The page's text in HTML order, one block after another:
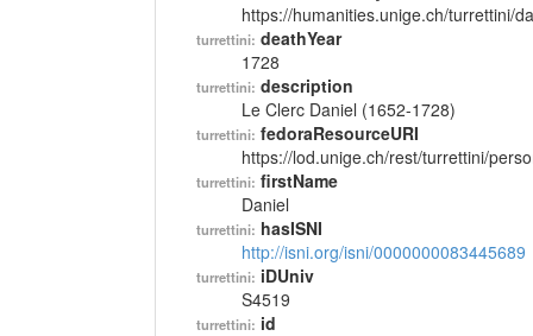
https://humanities.unige.ch/turrettini/
turrettini: deathYear
1728
turrettini: description
Le Clerc Daniel (1652-1728)
turrettini: fedoraResourceURI
https://lod.unige.ch/rest/turrettini/
turrettini: firstName
Daniel
turrettini: hasISNI
http://isni.org/isni/0000000083445689
turrettini: iDUniv
S4519
turrettini: id